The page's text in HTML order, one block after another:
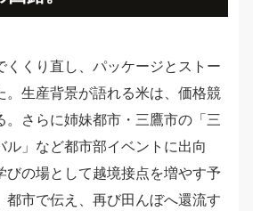
くくり直し、パッケージとストー
。生産背景が語れる米は、価格競
。さらに姉妹都市・三鷹市の「三
ル」など都市部イベントに出向
びの場として越境接点を増やす予
都市で伝え、再び田んぼへ還流す